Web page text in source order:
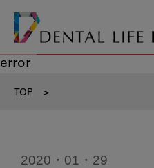
error
TOP >
2020・01・29